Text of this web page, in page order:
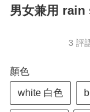
男女兼用 rain
3 評
顏色
white 白色